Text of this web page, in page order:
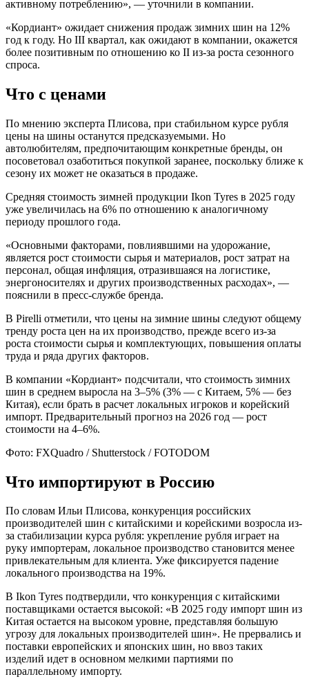
активному потреблению», — уточнили в компании.
«Кордиант» ожидает снижения продаж зимних шин на 12%
год к году. Но III квартал, как ожидают в компании, окажется
более позитивным по отношению ко II из-за роста сезонного
спроса.
Что с ценами
По мнению эксперта Плисова, при стабильном курсе рубля
цены на шины останутся предсказуемыми. Но
автолюбителям, предпочитающим конкретные бренды, он
посоветовал озаботиться покупкой заранее, поскольку ближе к
сезону их может не оказаться в продаже.
Средняя стоимость зимней продукции Ikon Tyres в 2025 году
уже увеличилась на 6% по отношению к аналогичному
периоду прошлого года.
«Основными факторами, повлиявшими на удорожание,
является рост стоимости сырья и материалов, рост затрат на
персонал, общая инфляция, отразившаяся на логистике,
энергоносителях и других производственных расходах», —
пояснили в пресс-службе бренда.
В Pirelli отметили, что цены на зимние шины следуют общему
тренду роста цен на их производство, прежде всего из-за
роста стоимости сырья и комплектующих, повышения оплаты
труда и ряда других факторов.
В компании «Кордиант» подсчитали, что стоимость зимних
шин в среднем выросла на 3–5% (3% — с Китаем, 5% — без
Китая), если брать в расчет локальных игроков и корейский
импорт. Предварительный прогноз на 2026 год — рост
стоимости на 4–6%.
Фото: FXQuadro / Shutterstock / FOTODOM
Что импортируют в Россию
По словам Ильи Плисова, конкуренция российских
производителей шин с китайскими и корейскими возросла из-
за стабилизации курса рубля: укрепление рубля играет на
руку импортерам, локальное производство становится менее
привлекательным для клиента. Уже фиксируется падение
локального производства на 19%.
В Ikon Tyres подтвердили, что конкуренция с китайскими
поставщиками остается высокой: «В 2025 году импорт шин из
Китая остается на высоком уровне, представляя большую
угрозу для локальных производителей шин». Не прервались и
поставки европейских и японских шин, но ввоз таких
изделий идет в основном мелкими партиями по
параллельному импорту.